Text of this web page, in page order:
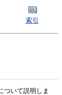
索引
ついて説明しま